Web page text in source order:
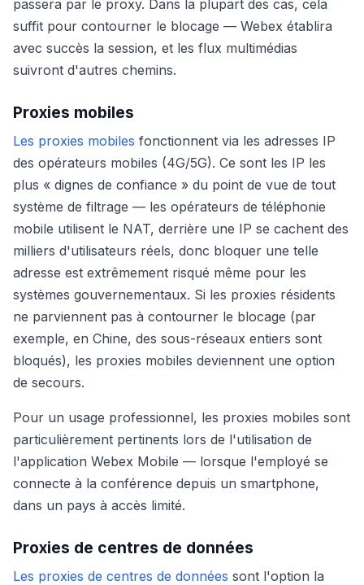
passera par le proxy. Dans la plupart des cas, cela
suffit pour contourner le blocage — Webex établira
avec succès la session, et les flux multimédias
suivront d'autres chemins.
Proxies mobiles
Les proxies mobiles fonctionnent via les adresses IP
des opérateurs mobiles (4G/5G). Ce sont les IP les
plus « dignes de confiance » du point de vue de tout
système de filtrage — les opérateurs de téléphonie
mobile utilisent le NAT, derrière une IP se cachent des
milliers d'utilisateurs réels, donc bloquer une telle
adresse est extrêmement risqué même pour les
systèmes gouvernementaux. Si les proxies résidents
ne parviennent pas à contourner le blocage (par
exemple, en Chine, des sous-réseaux entiers sont
bloqués), les proxies mobiles deviennent une option
de secours.
Pour un usage professionnel, les proxies mobiles sont
particulièrement pertinents lors de l'utilisation de
l'application Webex Mobile — lorsque l'employé se
connecte à la conférence depuis un smartphone,
dans un pays à accès limité.
Proxies de centres de données
Les proxies de centres de données sont l'option la